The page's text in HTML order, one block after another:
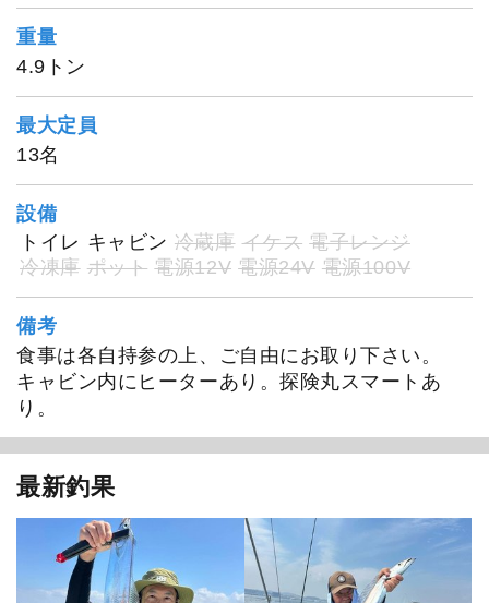
重量
4.9トン
最大定員
13名
設備
トイレ キャビン 冷蔵庫 イケス 電子レンジ
冷凍庫 ポット 電源12V 電源24V 電源100V
備考
食事は各自持参の上、ご自由にお取り下さい。
キャビン内にヒーターあり。探険丸スマートあ
り。
最新釣果